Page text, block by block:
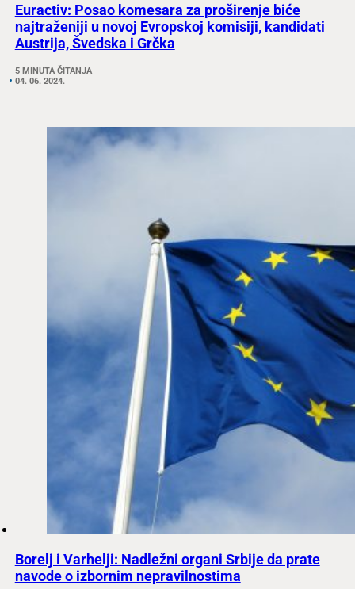
Euractiv: Posao komesara za proširenje biće
najtraženiji u novoj Evropskoj komisiji, kandidati
Austrija, Švedska i Grčka
5 MINUTA ČITANJA
04. 06. 2024.
Borelj i Varhelji: Nadležni organi Srbije da prate
navode o izbornim nepravilnostima